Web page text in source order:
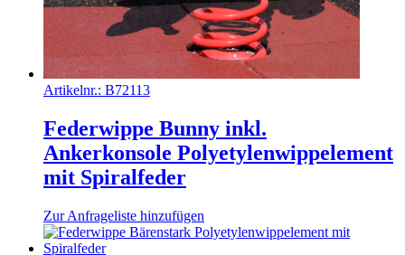
Artikelnr.: B72113
Federwippe Bunny inkl.
Ankerkonsole Polyetylenwippelement
mit Spiralfeder
Zur Anfrageliste hinzufügen